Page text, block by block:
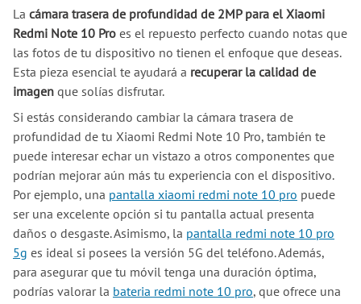
La cámara trasera de profundidad de 2MP para el Xiaomi
Redmi Note 10 Pro es el repuesto perfecto cuando notas que
las fotos de tu dispositivo no tienen el enfoque que deseas.
Esta pieza esencial te ayudará a recuperar la calidad de
imagen que solías disfrutar.
Si estás considerando cambiar la cámara trasera de
profundidad de tu Xiaomi Redmi Note 10 Pro, también te
puede interesar echar un vistazo a otros componentes que
podrían mejorar aún más tu experiencia con el dispositivo.
Por ejemplo, una pantalla xiaomi redmi note 10 pro puede
ser una excelente opción si tu pantalla actual presenta
daños o desgaste. Asimismo, la pantalla redmi note 10 pro
5g es ideal si posees la versión 5G del teléfono. Además,
para asegurar que tu móvil tenga una duración óptima,
podrías valorar la bateria redmi note 10 pro, que ofrece una